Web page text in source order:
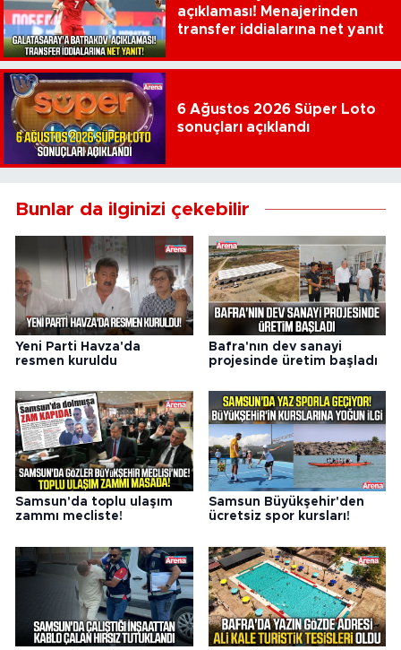
açıklaması! Menajerinden
transfer iddialarına net yanıt
6 Ağustos 2026 Süper Loto
sonuçları açıklandı
Bunlar da ilginizi çekebilir
Yeni Parti Havza'da
resmen kuruldu
Bafra'nın dev sanayi
projesinde üretim başladı
Samsun'da toplu ulaşım
zammı mecliste!
Samsun Büyükşehir'den
ücretsiz spor kursları!